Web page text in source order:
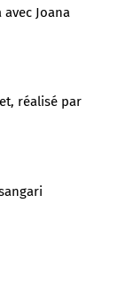
Joana
réalisé par